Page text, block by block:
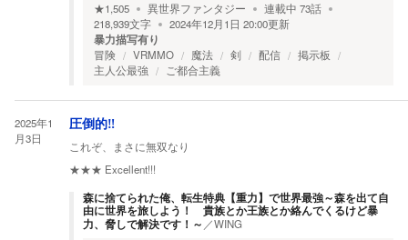
★1,505 異世界ファンタジー 連載中 73話
218,939文字 2024年12月1日 20:00更新
暴力描写有り
冒険 VRMMO 魔法 剣 配信
掲示板
主人公最強
ご都合主義
2025年1
月3日
圧倒的‼️
これぞ、まさに無双なり
★★★ Excellent!!!
森に捨てられた俺、転生特典【重力】で世界最強～森を出て自
由に世界を旅しよう！ 貴族とか王族とか絡んでくるけど暴
力、脅しで解決です！～ ／WING